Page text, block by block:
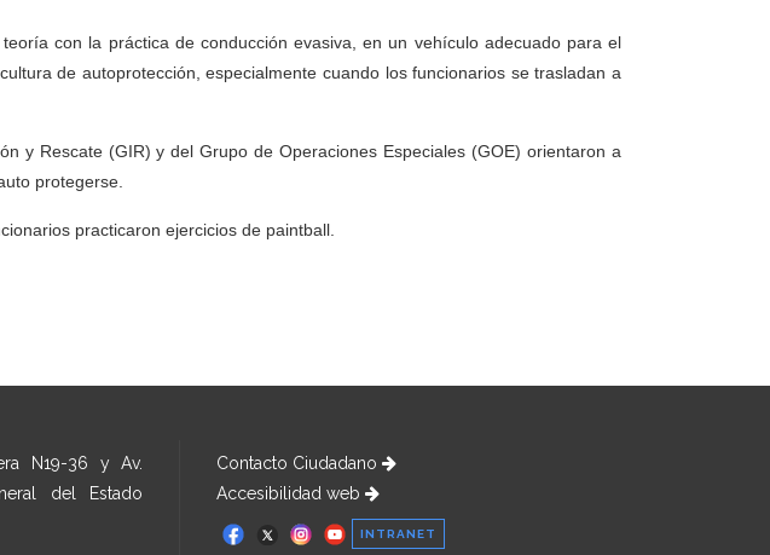
con la práctica de conducción evasiva, en un vehículo adecuado para el
de autoprotección, especialmente cuando los funcionarios se trasladan a
y Rescate (GIR) y del Grupo de Operaciones Especiales (GOE) orientaron a
protegerse.
practicaron ejercicios de paintball.
N19-36 y Av.
del Estado
Contacto Ciudadano
Accesibilidad web
INTRANET